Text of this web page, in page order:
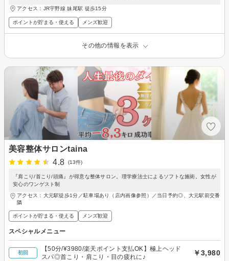
アクセス：JR宇野線 妹尾駅 徒歩15分
ポイントが貯まる・使える メンズ歓迎
その他の情報を表示
美容整体サロンtaina
4.8
(13件)
『肩こり/首こり/頭痛』が得意な整体サロン。理学療法士によるソフトな施術。女性が
安心のワンゲスト制
アクセス：大元駅徒歩1分／駐車場あり（店内画像参照）／当日予約◎、大元駅前交番
隣
ポイントが貯まる・使える メンズ歓迎
スペシャルメニュー
初回
【50分/¥3980/楽天ポイント支払OK】極上ヘッド
スパ◎首こり・肩こり・目の疲れに♪
￥3,980